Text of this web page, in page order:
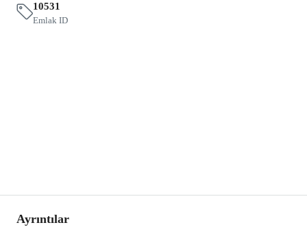
10531
Emlak ID
Ayrıntılar